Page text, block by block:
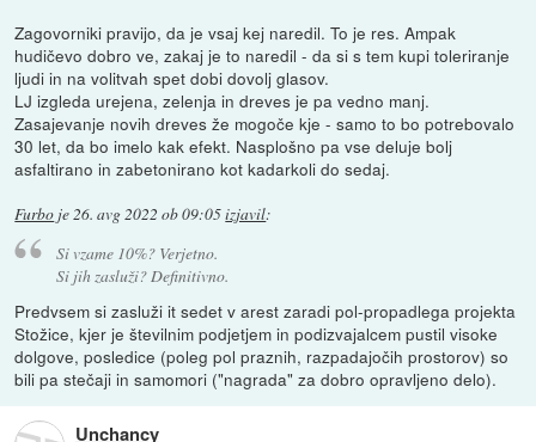
Zagovorniki pravijo, da je vsaj kej naredil. To je res. Ampak
hudičevo dobro ve, zakaj je to naredil - da si s tem kupi toleriranje
ljudi in na volitvah spet dobi dovolj glasov.
LJ izgleda urejena, zelenja in dreves je pa vedno manj.
Zasajevanje novih dreves že mogoče kje - samo to bo potrebovalo
30 let, da bo imelo kak efekt. Nasplošno pa vse deluje bolj
asfaltirano in zabetonirano kot kadarkoli do sedaj.
Furbo je26. avg 2022 ob 09:05izjavil:
Si vzame 10%? Verjetno.
Si jih zasluži? Definitivno.
Predvsem si zasluži it sedet v arest zaradi pol-propadlega projekta
Stožice, kjer je številnim podjetjem in podizvajalcem pustil visoke
dolgove, posledice (poleg pol praznih, razpadajočih prostorov) so
bili pa stečaji in samomori ("nagrada" za dobro opravljeno delo).
Unchancy